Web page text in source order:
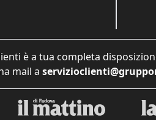
è a tua completa
mail a